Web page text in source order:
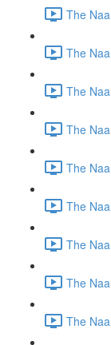
The
The
The
The
The
The
The
The
The